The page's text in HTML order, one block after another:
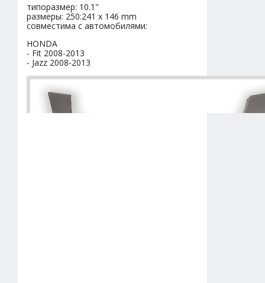
типоразмер: 10.1"
размеры: 250:241 x 146 mm
совместима с автомобилями:
HONDA
- Fit 2008-2013
- Jazz 2008-2013